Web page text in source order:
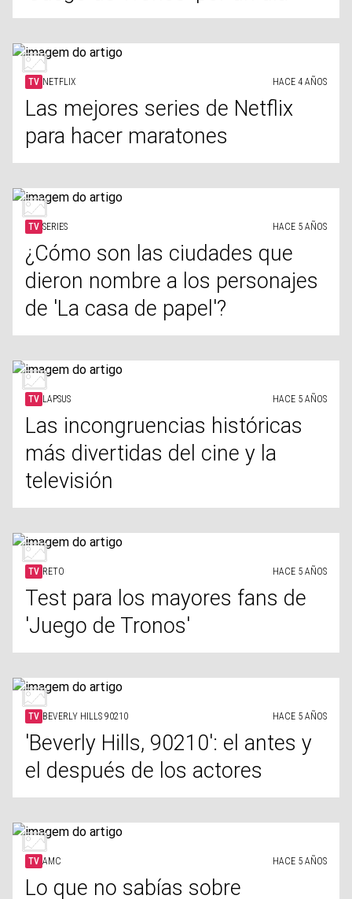
TV NETFLIX HACE 4 AÑOS
Las mejores series de Netflix
para hacer maratones
TV SERIES HACE 5 AÑOS
¿Cómo son las ciudades que
dieron nombre a los personajes
de 'La casa de papel'?
TV LAPSUS HACE 5 AÑOS
Las incongruencias históricas
más divertidas del cine y la
televisión
TV RETO HACE 5 AÑOS
Test para los mayores fans de
'Juego de Tronos'
TV BEVERLY HILLS 90210 HACE 5 AÑOS
'Beverly Hills, 90210': el antes y
el después de los actores
TV AMC HACE 5 AÑOS
Lo que no sabías sobre